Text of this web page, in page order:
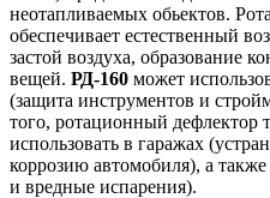
неотапливаемых обьектов.
обеспечивает естественный
застой воздуха, образование
вещей. РД-160 может
(защита инструментов и
того, ротационный дефлектор
использовать в гаражах
коррозию автомобиля), а
и вредные испарения).